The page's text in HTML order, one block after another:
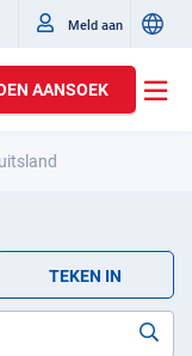
Meld aan
AANSOEK
TEKEN IN